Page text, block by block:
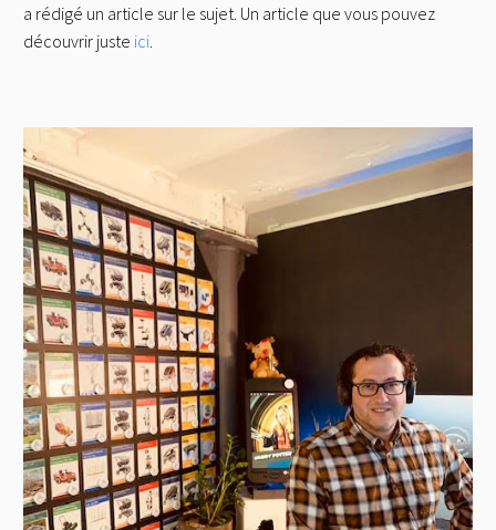
a rédigé un article sur le sujet. Un article que vous pouvez
découvrir juste ici